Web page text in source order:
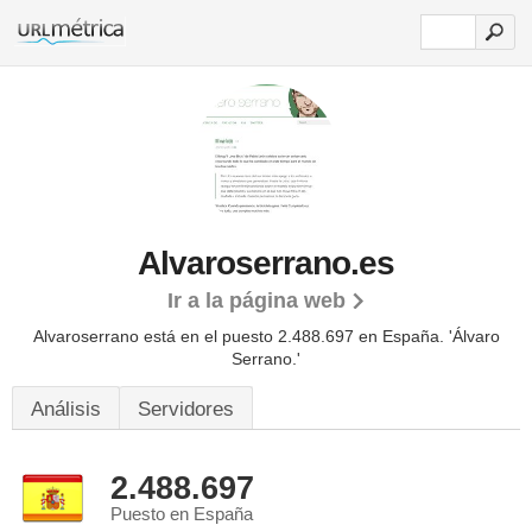
Alvaroserrano.es
Ir a la página web
Alvaroserrano está en el puesto 2.488.697 en España. 'Álvaro
Serrano.'
Análisis Servidores
2.488.697
Puesto en España